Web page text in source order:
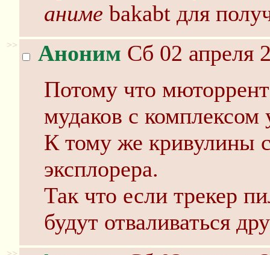
аниме bakabt для
>> Аноним Сб 02 апреля
Потому что
мудаков с комплексом
К тому же кривулины
эксплорера.
Так что если трекер
будут отваливаться